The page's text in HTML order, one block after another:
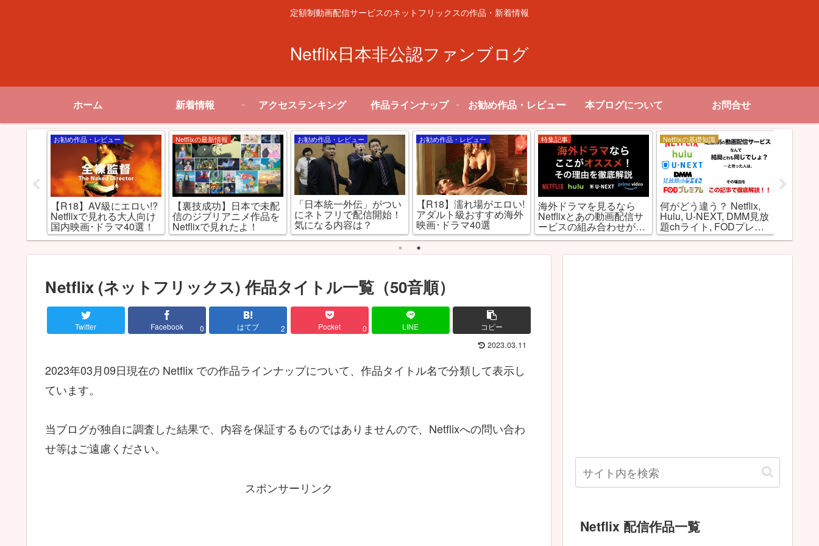
定額制動画配信サービスのネットフリックスの作品・新着情報
Netflix日本非公認ファンブログ
ホーム 新着情報 アクセスランキング 作品ラインナップ お勧め作品・レビュー 本ブログについて お問合せ
お勧め作品・レビュー
【R18】AV級にエロい!?
Netflixで見れる大人向け
国内映画･ドラマ40選！
Netflixの最新情報
【裏技成功】日本で未配
信のジブリアニメ作品を
Netflixで見れたよ！
お勧め作品・レビュー
「日本統一外伝」がつい
にネトフリで配信開始！
気になる内容は？
お勧め作品・レビュー
【R18】濡れ場がエロい!
アダルト級おすすめ海外
映画･ドラマ40選
特集記事
海外ドラマを見るなら
Netflixとあの動画配信サ
ービスの組み合わせが最
強な理由とは!?
Netflixの基礎知識
何がどう違う？ Netflix,
Hulu, U-NEXT, DMM見放
題chライト, FODプレミ
アムを徹底比較！
Netflix (ネットフリックス) 作品タイトル一覧（50音順）
Twitter Facebook 0 はてブ 2 Pocket 0 LINE コピー
2023.03.11
2023年03月09日現在の Netflix での作品ラインナップについて、作品タイトル名で分類して表示し
ています。
当ブログが独自に調査した結果で、内容を保証するものではありませんので、Netflixへの問い合わ
せ等はご遠慮ください。
スポンサーリンク
Netflix 配信作品一覧